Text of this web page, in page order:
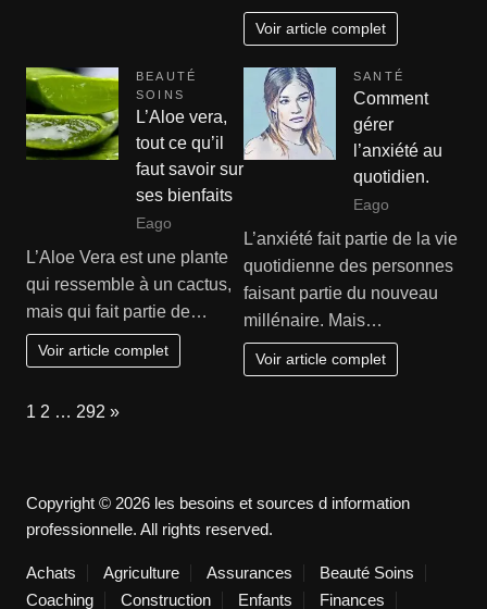
Voir article complet
BEAUTÉ
SOINS
L’Aloe vera,
tout ce qu’il
faut savoir sur
ses bienfaits
Eago
L’Aloe Vera est une plante
qui ressemble à un cactus,
mais qui fait partie de…
Voir article complet
SANTÉ
Comment
gérer
l’anxiété au
quotidien.
Eago
L’anxiété fait partie de la vie
quotidienne des personnes
faisant partie du nouveau
millénaire. Mais…
Voir article complet
Page:
1 2 … 292 Next
»
Copyright © 2026 les besoins et sources d information
professionnelle. All rights reserved.
Achats Agriculture Assurances
Beauté Soins
Coaching
Construction Enfants Finances